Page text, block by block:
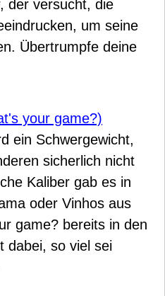
der versucht, die
um seine
Übertrumpfe deine
your game?)
ein Schwergewicht,
sicherlich nicht
Kaliber gab es in
oder Vinhos aus
game? bereits in den
dabei, so viel sei